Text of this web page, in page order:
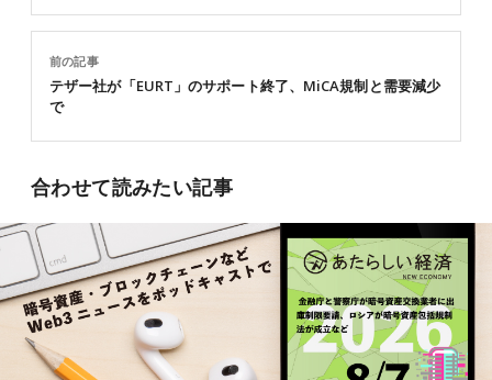
前の記事
テザー社が「EURT」のサポート終了、MiCA規制と需要減少
で
合わせて読みたい記事